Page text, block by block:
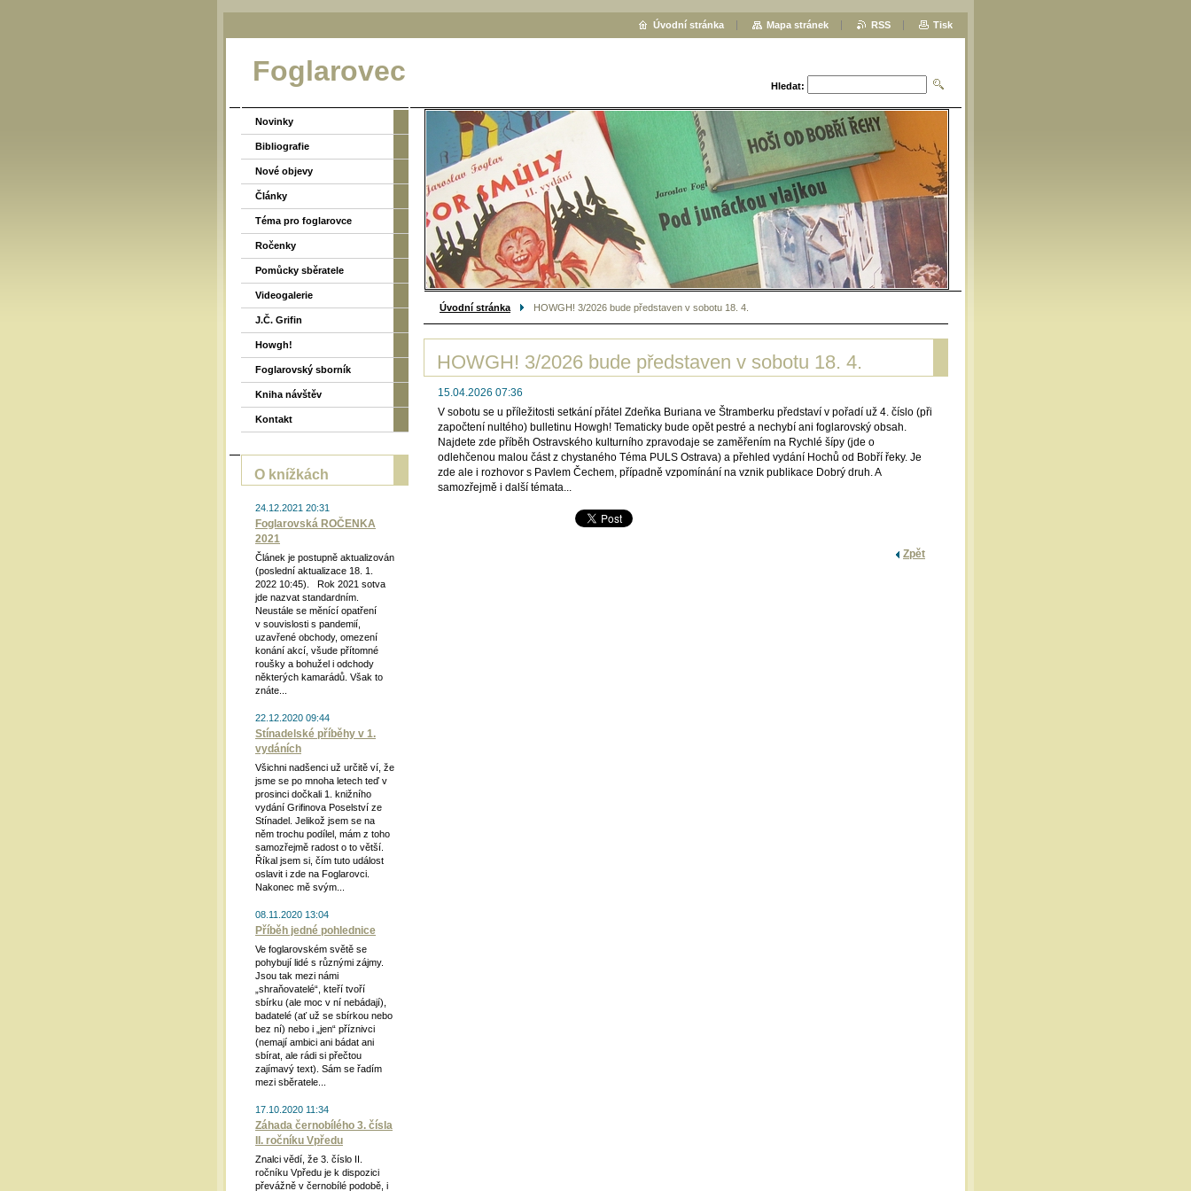
Foglarovec Hledat:
Úvodní stránka HOWGH! 3/2026 bude představen v sobotu 18. 4.
HOWGH! 3/2026 bude představen v sobotu 18. 4.
15.04.2026 07:36
V sobotu se u příležitosti setkání přátel Zdeňka Buriana ve Štramberku představí v pořadí už 4. číslo (při
započtení nultého) bulletinu Howgh! Tematicky bude opět pestré a nechybí ani foglarovský obsah.
Najdete zde příběh Ostravského kulturního zpravodaje se zaměřením na Rychlé šípy (jde o
odlehčenou malou část z chystaného Téma PULS Ostrava) a přehled vydání Hochů od Bobří řeky. Je
zde ale i rozhovor s Pavlem Čechem, případně vzpomínání na vznik publikace Dobrý druh. A
samozřejmě i další témata...
Zpět
Novinky
Bibliografie
Nové objevy
Články
Téma pro foglarovce
Ročenky
Pomůcky sběratele
Videogalerie
J.Č. Grifin
Howgh!
Foglarovský sborník
Kniha návštěv
Kontakt
O knížkách
24.12.2021 20:31
Foglarovská ROČENKA
2021
Článek je postupně aktualizován
(poslední aktualizace 18. 1.
2022 10:45). Rok 2021 sotva
jde nazvat standardním.
Neustále se měnící opatření
v souvislosti s pandemií,
uzavřené obchody, omezení
konání akcí, všude přítomné
roušky a bohužel i odchody
některých kamarádů. Však to
znáte...
22.12.2020 09:44
Stínadelské příběhy v 1.
vydáních
Všichni nadšenci už určitě ví, že
jsme se po mnoha letech teď v
prosinci dočkali 1. knižního
vydání Grifinova Poselství ze
Stínadel. Jelikož jsem se na
něm trochu podílel, mám z toho
samozřejmě radost o to větší.
Říkal jsem si, čím tuto událost
oslavit i zde na Foglarovci.
Nakonec mě svým...
08.11.2020 13:04
Příběh jedné pohlednice
Ve foglarovském světě se
pohybují lidé s různými zájmy.
Jsou tak mezi námi
„shraňovatelé“, kteří tvoří
sbírku (ale moc v ní nebádají),
badatelé (ať už se sbírkou nebo
bez ní) nebo i „jen“ příznivci
(nemají ambici ani bádat ani
sbírat, ale rádi si přečtou
zajímavý text). Sám se řadím
mezi sběratele...
17.10.2020 11:34
Záhada černobílého 3. čísla
II. ročníku Vpředu
Znalci vědí, že 3. číslo II.
ročníku Vpředu je k dispozici
převážně v černobílé podobě, i
Úvodní stránka Mapa stránek RSS Tisk